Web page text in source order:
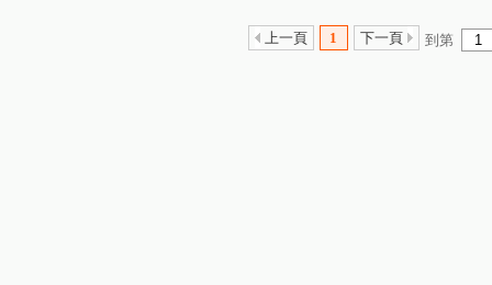
上一頁 1 下一頁 到第